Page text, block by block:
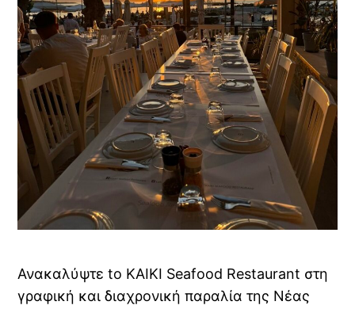
Ανακαλύψτε to KAIKI Seafood Restaurant στη
γραφική και διαχρονική παραλία της Νέας